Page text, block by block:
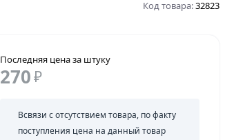
Код товара:32823
Последняя цена за штуку
270₽
Всвязи с отсутствием товара, по факту
поступления цена на данный товар